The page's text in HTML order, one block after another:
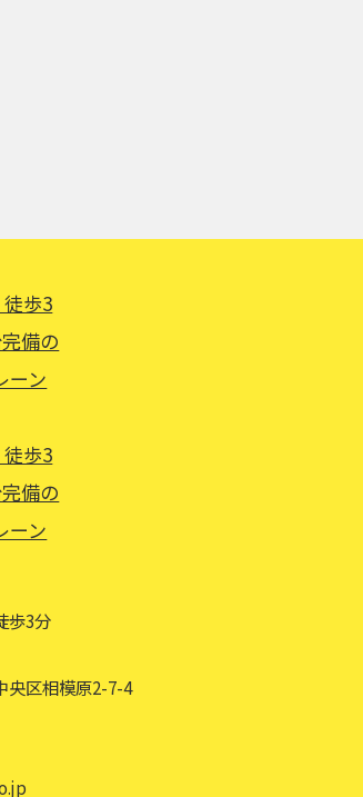
歩3分
央区相模原2-7-4